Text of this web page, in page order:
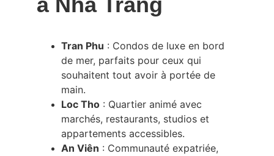
Tran Phu : Condos de luxe en bord
de mer, parfaits pour ceux qui
souhaitent tout avoir à portée de
main.
Loc Tho : Quartier animé avec
marchés, restaurants, studios et
appartements accessibles.
An Viên : Communauté expatriée,